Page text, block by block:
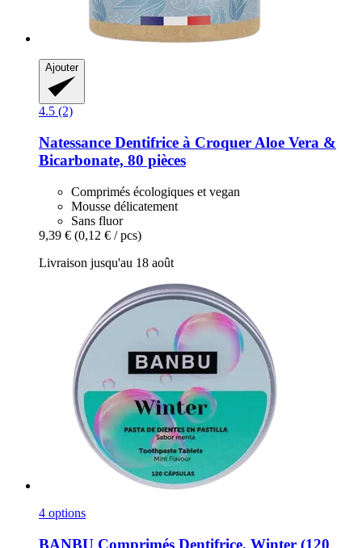
Ajouter
4.5 (2)
Natessance Dentifrice à Croquer Aloe Vera &
Bicarbonate, 80 pièces
Comprimés écologiques et vegan
Mousse délicatement
Sans fluor
9,39 € (0,12 € / pcs)
Livraison jusqu'au 18 août
4 options
BANBU Comprimés Dentifrice, Winter (120